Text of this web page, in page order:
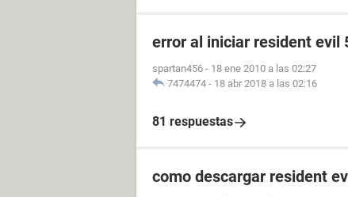
error al iniciar resident evil
spartan456 - 18 ene 2010 a las 02:27
7474474 - 18 abr 2018 a las 02:16
81 respuestas
como descargar resident